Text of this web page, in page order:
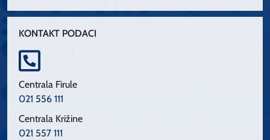
KONTAKT PODACI
Centrala Firule
021 556 111
Centrala Križine
021 557 111